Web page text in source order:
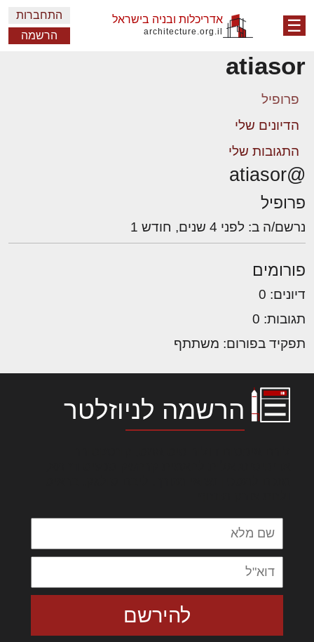
☰ אדריכלות ובניה בישראל
architecture.org.il
התחברות
הרשמה
atiasor
פרופיל
הדיונים שלי
התגובות שלי
@atiasor
פרופיל
נרשם/ה ב: לפני 4 שנים, חודש 1
פורומים
דיונים: 0
תגובות: 0
תפקיד בפורום: משתתף
הרשמה לניוזלטר